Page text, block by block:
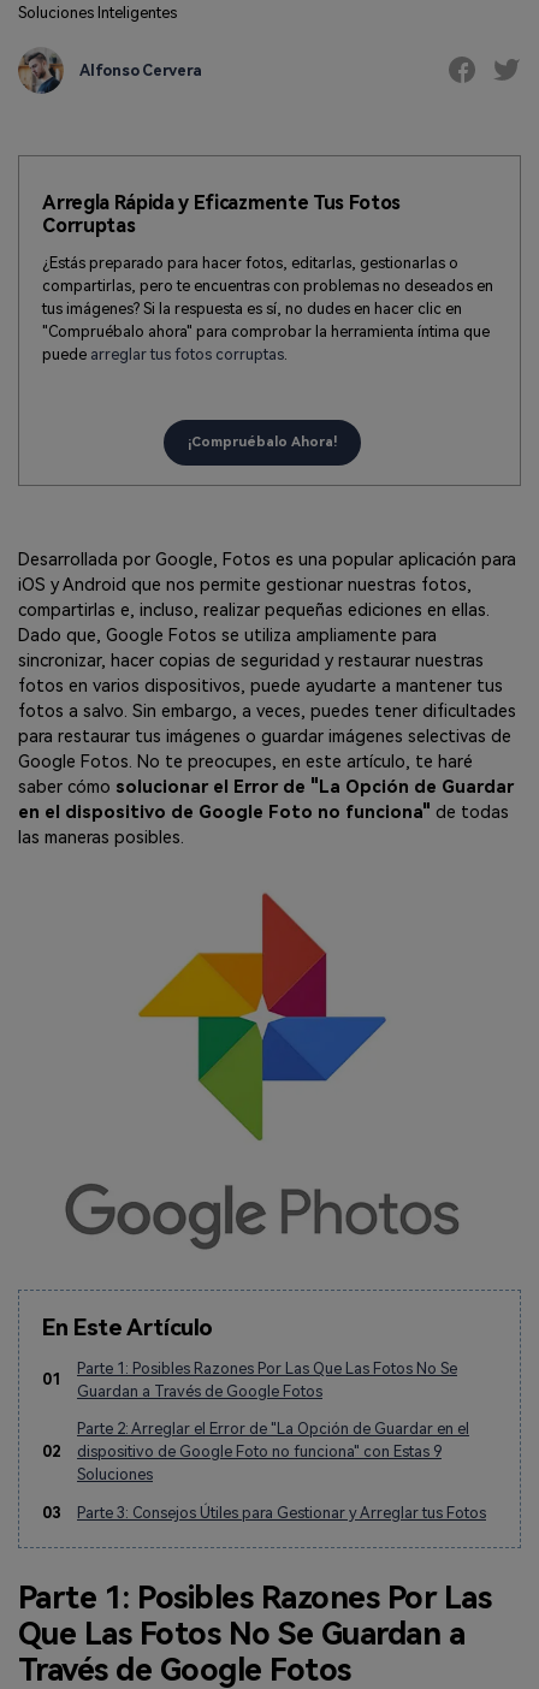
Soluciones Inteligentes
Alfonso Cervera
Arregla Rápida y Eficazmente Tus Fotos
Corruptas
¿Estás preparado para hacer fotos, editarlas, gestionarlas o
compartirlas, pero te encuentras con problemas no deseados en
tus imágenes? Si la respuesta es sí, no dudes en hacer clic en
"Compruébalo ahora" para comprobar la herramienta íntima que
puede arreglar tus fotos corruptas.
¡Compruébalo Ahora!
Desarrollada por Google, Fotos es una popular aplicación para
iOS y Android que nos permite gestionar nuestras fotos,
compartirlas e, incluso, realizar pequeñas ediciones en ellas.
Dado que, Google Fotos se utiliza ampliamente para
sincronizar, hacer copias de seguridad y restaurar nuestras
fotos en varios dispositivos, puede ayudarte a mantener tus
fotos a salvo. Sin embargo, a veces, puedes tener dificultades
para restaurar tus imágenes o guardar imágenes selectivas de
Google Fotos. No te preocupes, en este artículo, te haré
saber cómo solucionar el Error de "La Opción de Guardar
en el dispositivo de Google Foto no funciona" de todas
las maneras posibles.
En Este Artículo
01
Parte 1: Posibles Razones Por Las Que Las Fotos No Se
Guardan a Través de Google Fotos
02
Parte 2: Arreglar el Error de "La Opción de Guardar en el
dispositivo de Google Foto no funciona" con Estas 9
Soluciones
03 Parte 3: Consejos Útiles para Gestionar y Arreglar tus Fotos
Parte 1: Posibles Razones Por Las
Que Las Fotos No Se Guardan a
Través de Google Fotos